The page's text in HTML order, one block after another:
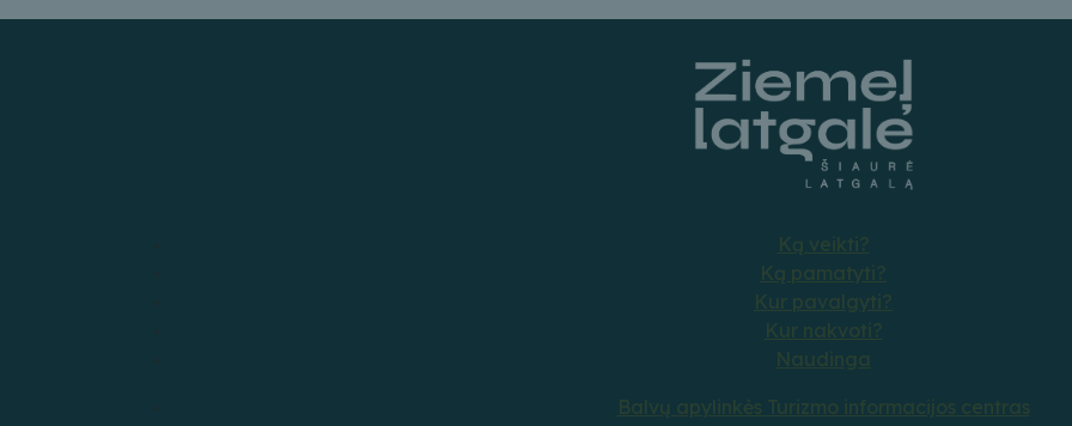
Ką veikti?
Ką pamatyti?
Kur pavalgyti?
Kur nakvoti?
Naudinga
Balvų apylinkės Turizmo informacijos centras